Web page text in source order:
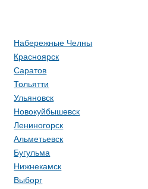
Набережные Челны
Красноярск
Саратов
Тольятти
Ульяновск
Новокуйбышевск
Лениногорск
Альметьевск
Бугульма
Нижнекамск
Выборг